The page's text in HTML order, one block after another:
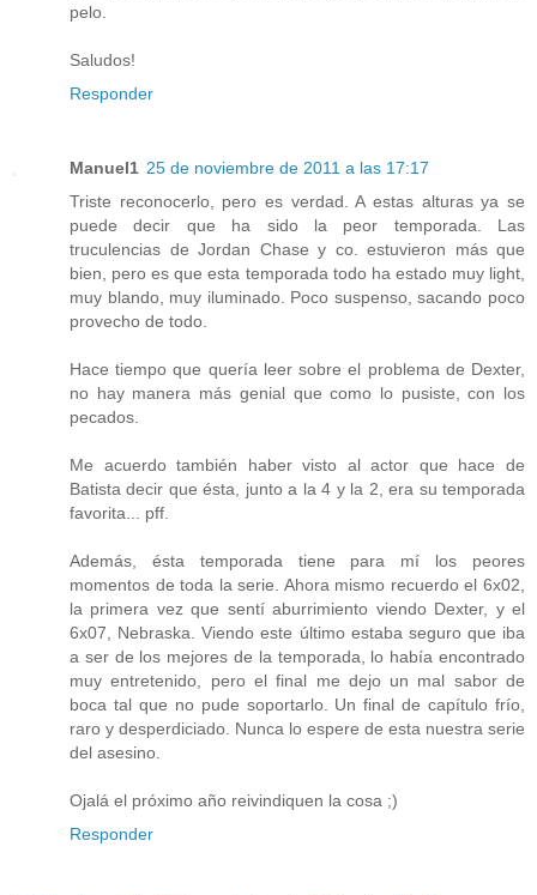
pelo.
Saludos!
Responder
Manuel1 25 de noviembre de 2011 a las 17:17
Triste reconocerlo, pero es verdad. A estas alturas ya se
puede decir que ha sido la peor temporada. Las
truculencias de Jordan Chase y co. estuvieron más que
bien, pero es que esta temporada todo ha estado muy light,
muy blando, muy iluminado. Poco suspenso, sacando poco
provecho de todo.
Hace tiempo que quería leer sobre el problema de Dexter,
no hay manera más genial que como lo pusiste, con los
pecados.
Me acuerdo también haber visto al actor que hace de
Batista decir que ésta, junto a la 4 y la 2, era su temporada
favorita... pff.
Además, ésta temporada tiene para mí los peores
momentos de toda la serie. Ahora mismo recuerdo el 6x02,
la primera vez que sentí aburrimiento viendo Dexter, y el
6x07, Nebraska. Viendo este último estaba seguro que iba
a ser de los mejores de la temporada, lo había encontrado
muy entretenido, pero el final me dejo un mal sabor de
boca tal que no pude soportarlo. Un final de capítulo frío,
raro y desperdiciado. Nunca lo espere de esta nuestra serie
del asesino.
Ojalá el próximo año reivindiquen la cosa ;)
Responder